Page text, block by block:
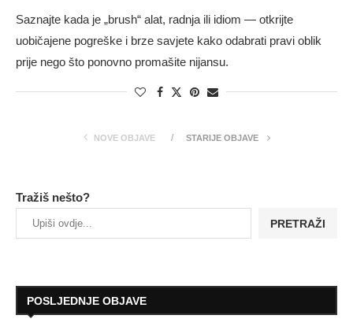
Saznajte kada je „brush“ alat, radnja ili idiom — otkrijte
uobičajene pogreške i brze savjete kako odabrati pravi oblik
prije nego što ponovno promašite nijansu.
NOVE OBJAVE STARIJE OBJAVE
Tražiš nešto?
PRETRAŽI
POSLJEDNJE OBJAVE